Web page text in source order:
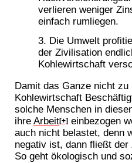
verlieren weniger
einfach rumliegen.
Die Umwelt
der Zivilisation
Kohlewirtschaft
Damit das Ganze nicht
Kohlewirtschaft
solche Menschen in
ihreArbeit[+] einbezogen
auch nicht belastet, denn
negativ ist, dann fließt
So geht ökologisch und